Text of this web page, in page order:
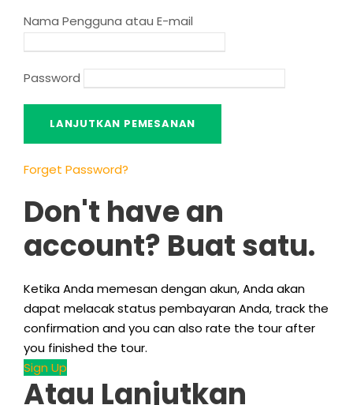
Nama Pengguna atau E-mail
Password
Forget Password?
Don't have an
account? Buat satu.
Ketika Anda memesan dengan akun, Anda akan
dapat melacak status pembayaran Anda, track the
confirmation and you can also rate the tour after
you finished the tour.
Sign Up
Atau Lanjutkan